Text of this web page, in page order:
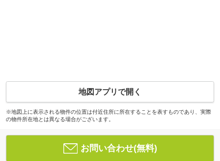
地図アプリで開く
※地図上に表示される物件の位置は付近住所に所在することを表すものであり、実際
の物件所在地とは異なる場合がございます。
お問い合わせ(無料)